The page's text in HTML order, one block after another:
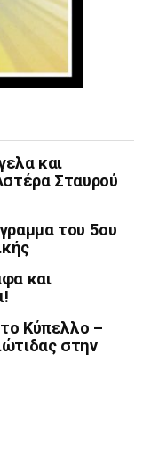
και
Σταυρού
του 5ου
και
Κύπελλο –
στην